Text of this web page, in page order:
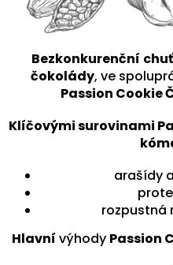
Bezkonkurenční chuť
čokolády, ve
Passion Cookie
Klíčovými surovinami
arašídy
rozpustná
Hlavní výhody Passion